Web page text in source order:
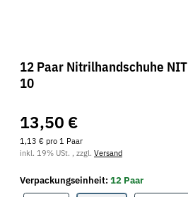
12 Paar Nitrilhandschuhe
10
13,50 €
1,13 € pro 1 Paar
inkl. 19% USt. , zzgl. Versand
Verpackungseinheit: 12 Paar